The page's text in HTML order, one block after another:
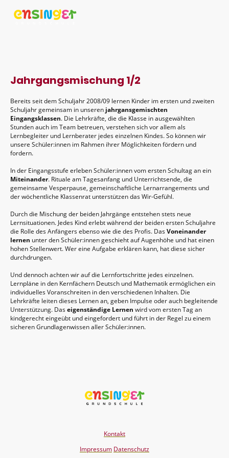
Jahrgangsmischung 1/2
Bereits seit dem Schuljahr 2008/09 lernen Kinder im ersten und zweiten
Schuljahr gemeinsam in unseren jahrgansgemischten
Eingangsklassen. Die Lehrkräfte, die die Klasse in ausgewählten
Stunden auch im Team betreuen, verstehen sich vor allem als
Lernbegleiter und Lernberater jedes einzelnen Kindes. So können wir
unsere Schüler:innen im Rahmen ihrer Möglichkeiten fördern und
fordern.
In der Eingangsstufe erleben Schüler:innen vom ersten Schultag an ein
Miteinander. Rituale am Tagesanfang und Unterrichtsende, die
gemeinsame Vesperpause, gemeinschaftliche Lernarrangements und
der wöchentliche Klassenrat unterstützen das Wir-Gefühl.
Durch die Mischung der beiden Jahrgänge entstehen stets neue
Lernsituationen. Jedes Kind erlebt während der beiden ersten Schuljahre
die Rolle des Anfängers ebenso wie die des Profis. DasVoneinander
lernen unter den Schüler:innen geschieht auf Augenhöhe und hat einen
hohen Stellenwert. Wer eine Aufgabe erklären kann, hat diese sicher
durchdrungen.
Und dennoch achten wir auf die Lernfortschritte jedes einzelnen.
Lernpläne in den Kernfächern Deutsch und Mathematik ermöglichen ein
individuelles Voranschreiten in den verschiedenen Inhalten. Die
Lehrkräfte leiten dieses Lernen an, geben Impulse oder auch begleitende
Unterstützung. Daseigenständige Lernen wird vom ersten Tag an
kindgerecht eingeübt und eingefordert und führt in der Regel zu einem
sicheren Grundlagenwissen aller Schüler:innen.
Kontakt
Impressum Datenschutz